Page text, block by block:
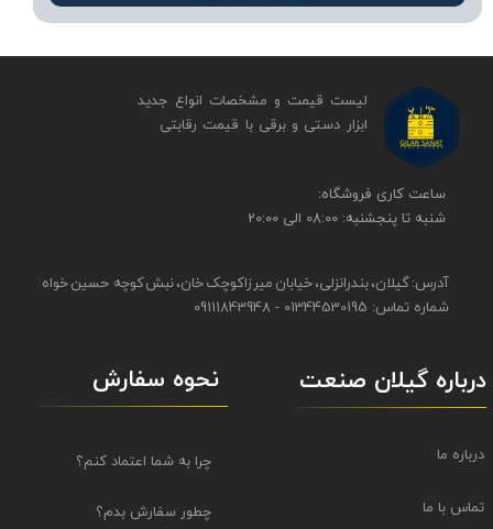
​​ساعت کاری فروشگاه:
شنبه تا پنجشنبه: 08:00 الی 20:00
آدرس: گیلان، بندرانزلی، خیابان میرزاکوچک خان، نبش کوچه حسین خواه
شماره تماس: 01344530195 - 09111843948
لیست قیمت و مشخصات انواع جدید
ابزار دستی و برقی ​​​​​​​با قیمت رقابتی
نحوه سفارش
چرا به شما اعتماد کنم؟
چطور سفارش بدم؟
درباره گیلان صنعت
درباره ما
تماس با ما